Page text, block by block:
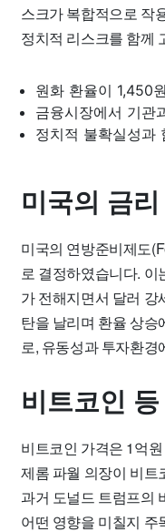
스크가 복합적으로 작
정치적 리스크를 함께
원화 환율이 1,450
금융시장에서 기관
정치적 불확실성과
미국의 금
미국의 연방준비제도
로 결정하였습니다. 이
가 전해지면서 달러
탄을 날리며 환율 상승
로, 유동성과 투자환
비트코인
비트코인 가격은 1억
제롬 파월 의장이 비트
과거 도널드 트럼프의
어떤 영향을 미칠지